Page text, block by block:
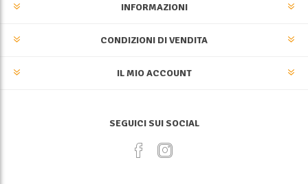
INFORMAZIONI
CONDIZIONI DI VENDITA
IL MIO ACCOUNT
SEGUICI SUI SOCIAL